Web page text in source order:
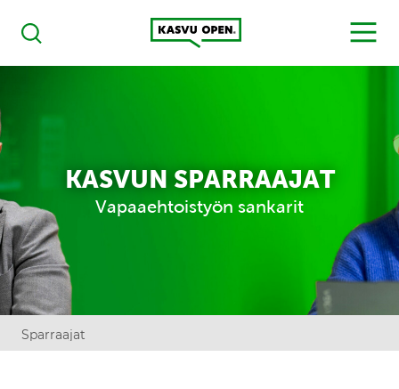
Haku
Kasvu Open
MENU
KASVUN SPARRAAJAT
Vapaaehtoistyön sankarit
Sparraajat